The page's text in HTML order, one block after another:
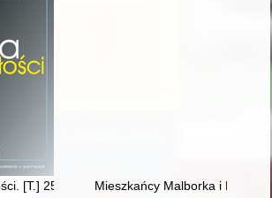
[T.] 25, [nr] 2 (2024)Mieszkańcy Malborka i